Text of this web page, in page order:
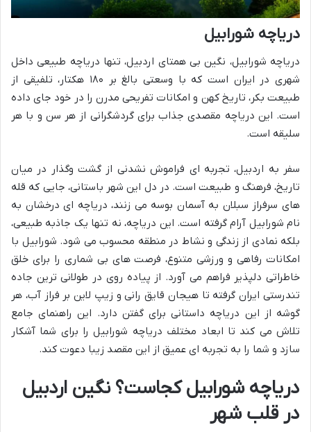
دریاچه شورابیل
دریاچه شورابیل، نگین بی همتای اردبیل، تنها دریاچه طبیعی داخل
شهری در ایران است که با وسعتی بالغ بر ۱۸۰ هکتار، تلفیقی از
طبیعت بکر، تاریخ کهن و امکانات تفریحی مدرن را در خود جای داده
است. این دریاچه مقصدی جذاب برای گردشگرانی از هر سن و با هر
سلیقه است.
سفر به اردبیل، تجربه ای فراموش نشدنی از گشت وگذار در میان
تاریخ، فرهنگ و طبیعت است. در دل این شهر باستانی، جایی که قله
های سرفراز سبلان به آسمان بوسه می زنند، دریاچه ای درخشان به
نام شورابیل آرام گرفته است. این دریاچه، نه تنها یک جاذبه طبیعی،
بلکه نمادی از زندگی و نشاط در منطقه محسوب می شود. شورابیل با
امکانات رفاهی و ورزشی متنوع، فرصت های بی شماری را برای خلق
خاطراتی دلپذیر فراهم می آورد. از پیاده روی در طولانی ترین جاده
تندرستی ایران گرفته تا هیجان قایق رانی و زیپ لاین بر فراز آب، هر
گوشه از این دریاچه داستانی برای گفتن دارد. این راهنمای جامع
تلاش می کند تا ابعاد مختلف دریاچه شورابیل را برای شما آشکار
سازد و شما را به تجربه ای عمیق از این مقصد زیبا دعوت کند.
دریاچه شورابیل کجاست؟ نگین اردبیل
در قلب شهر